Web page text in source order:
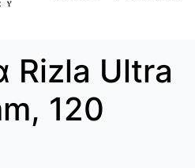
Rizla Ultra
120